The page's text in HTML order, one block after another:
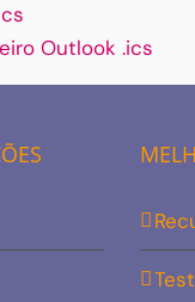
Outlook .ics